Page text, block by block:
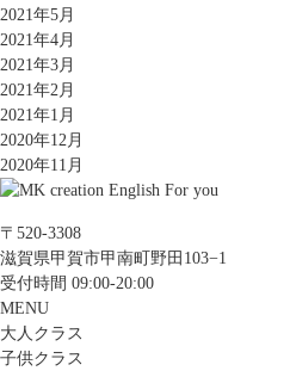
2021年5月
2021年4月
2021年3月
2021年2月
2021年1月
2020年12月
2020年11月
〒520-3308
滋賀県甲賀市甲南町野田103−1
受付時間 09:00-20:00
MENU
大人クラス
子供クラス